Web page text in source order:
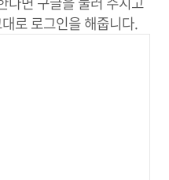
로 로그인을 해줍니다.